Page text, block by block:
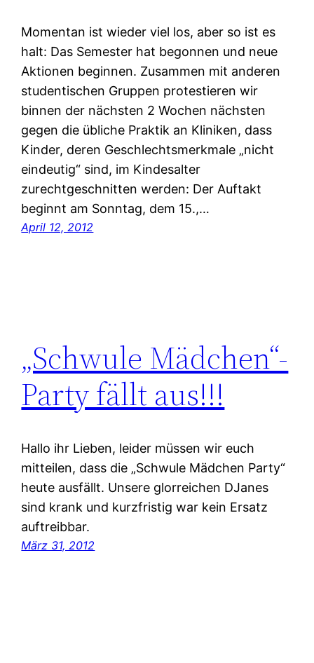
Momentan ist wieder viel los, aber so ist es
halt: Das Semester hat begonnen und neue
Aktionen beginnen. Zusammen mit anderen
studentischen Gruppen protestieren wir
binnen der nächsten 2 Wochen nächsten
gegen die übliche Praktik an Kliniken, dass
Kinder, deren Geschlechtsmerkmale „nicht
eindeutig“ sind, im Kindesalter
zurechtgeschnitten werden: Der Auftakt
beginnt am Sonntag, dem 15.,…
April 12, 2012
„Schwule Mädchen“-
Party fällt aus!!!
Hallo ihr Lieben, leider müssen wir euch
mitteilen, dass die „Schwule Mädchen Party“
heute ausfällt. Unsere glorreichen DJanes
sind krank und kurzfristig war kein Ersatz
auftreibbar.
März 31, 2012